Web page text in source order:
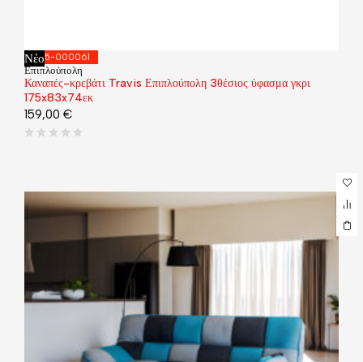
Νέο035-000061
Επιπλούπολη
Καναπές-κρεβάτι Travis Επιπλούπολη 3θέσιος ύφασμα γκρι
175x83x74εκ
159,00 €